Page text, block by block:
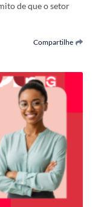
de que o setor
Compartilhe